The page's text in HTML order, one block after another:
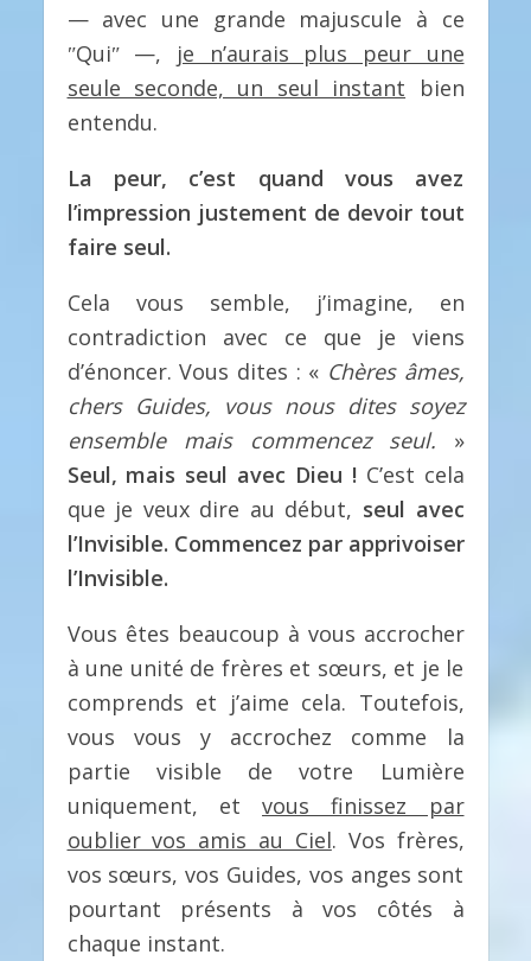
— avec une grande majuscule à ce
ʺQuiʺ —, je n’aurais plus peur une
seule seconde, un seul instant bien
entendu.
La peur, c’est quand vous avez
l’impression justement de devoir tout
faire seul.
Cela vous semble, j’imagine, en
contradiction avec ce que je viens
d’énoncer. Vous dites : « Chères âmes,
chers Guides, vous nous dites soyez
ensemble mais commencez seul. »
Seul, mais seul avec Dieu !C’est cela
que je veux dire au début, seul avec
l’Invisible. Commencez par apprivoiser
l’Invisible.
Vous êtes beaucoup à vous accrocher
à une unité de frères et sœurs, et je le
comprends et j’aime cela. Toutefois,
vous vous y accrochez comme la
partie visible de votre Lumière
uniquement, et vous finissez par
oublier vos amis au Ciel. Vos frères,
vos sœurs, vos Guides, vos anges sont
pourtant présents à vos côtés à
chaque instant.